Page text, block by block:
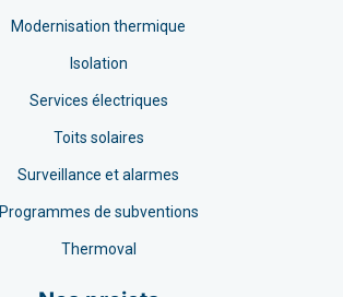
Modernisation thermique
Isolation
Services électriques
Toits solaires
Surveillance et alarmes
Programmes de subventions
Thermoval